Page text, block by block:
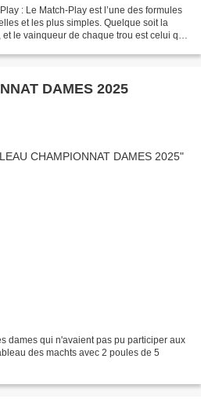
: Le Match-Play est l’une des formules
et les plus simples. Quelque soit la
le vainqueur de chaque trou est celui qui
DAMES 2025
dames qui n'avaient pas pu participer aux
des machts avec 2 poules de 5